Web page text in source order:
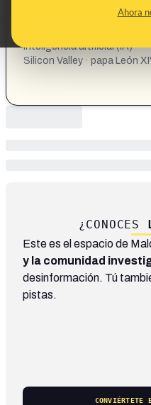
Ahora
https://youtu.be/boIa-
inteligencia artificial (IA) ·
Silicon Valley · papa León
¿CONOCES
Este es el espacio de
y la comunidad
desinformación. Tú
pistas.
CONVIÉRTETE